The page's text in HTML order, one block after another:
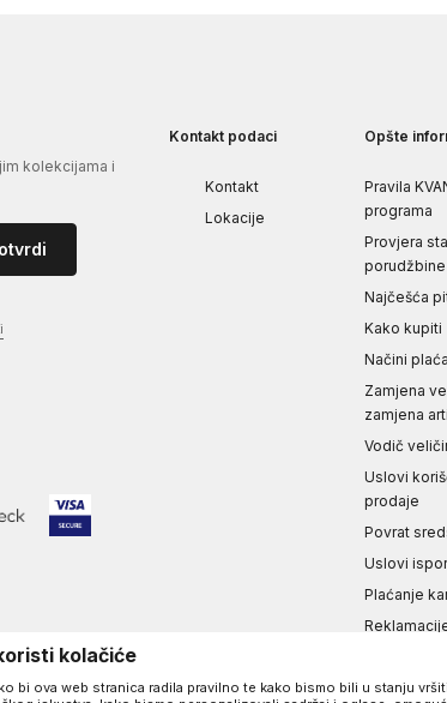
kolekcijama i
Kontakt podaci
Kontakt
Lokacije
Opšte
Pravila
programa
Provjera
porudžbine
Najčešća
Kako kupiti
Načini
Zamjena
zamjena
Vodič
Uslovi
prodaje
Povrat
Uslovi
Plaćanje
sigurnosti
kolačiće
bi ova web stranica radila pravilno te kako bismo bili u stanju